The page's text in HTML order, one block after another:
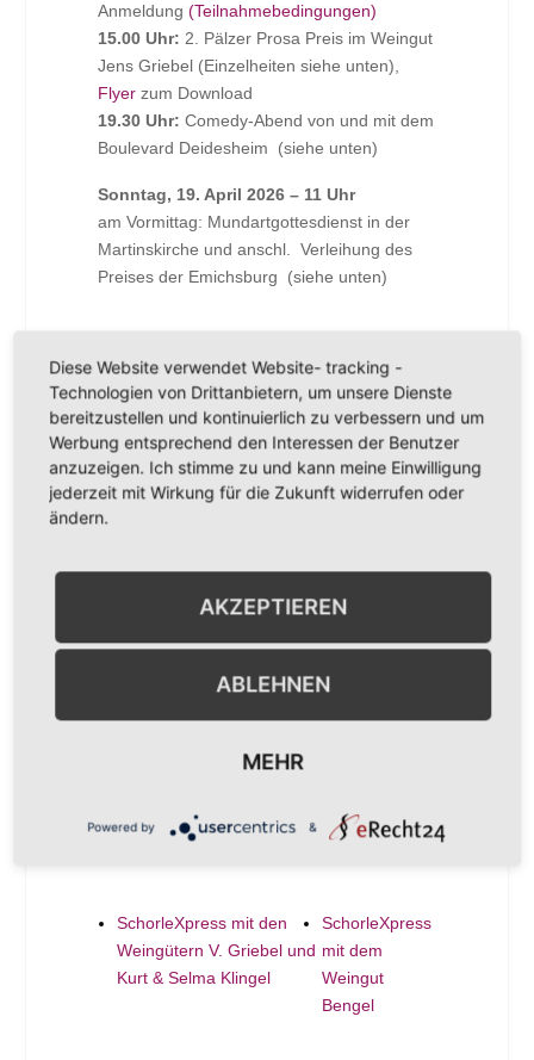
Anmeldung(Teilnahmebedingungen)
15.00 Uhr: 2. Pälzer Prosa Preis im Weingut
Jens Griebel (Einzelheiten siehe unten),
Flyer zum Download
19.30 Uhr: Comedy-Abend von und mit dem
Boulevard Deidesheim (siehe unten)
Sonntag, 19. April 2026 – 11 Uhr
am Vormittag: Mundartgottesdienst in der
Martinskirche und anschl. Verleihung des
Preises der Emichsburg (siehe unten)
ZUM KALENDER HINZUFÜGEN
Beginn: 17. April
19. April
Veranstaltungskategorie: sonstige
Veranstaltungen
Förderkreis Mundart Bockenheim e.V.
E-Mailinfo@bockenheim.de
SchorleXpress mit den
Weingütern V. Griebel und
Kurt & Selma Klingel
SchorleXpress
mit dem
Weingut
Bengel
Diese Website verwendet Website- tracking -
Technologien von Drittanbietern, um unsere Dienste
bereitzustellen und kontinuierlich zu verbessern und um
Werbung entsprechend den Interessen der Benutzer
anzuzeigen. Ich stimme zu und kann meine Einwilligung
jederzeit mit Wirkung für die Zukunft widerrufen oder
ändern.
AKZEPTIEREN
ABLEHNEN
MEHR
Powered by &